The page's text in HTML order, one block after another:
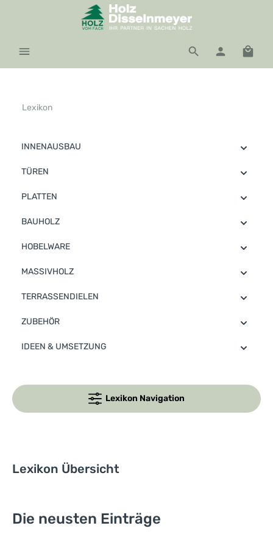
Zum Hauptinhalt springen
Lexikon
INNENAUSBAU
TÜREN
PLATTEN
BAUHOLZ
HOBELWARE
MASSIVHOLZ
TERRASSENDIELEN
ZUBEHÖR
IDEEN & UMSETZUNG
Lexikon Navigation
Lexikon Übersicht
Die neusten Einträge